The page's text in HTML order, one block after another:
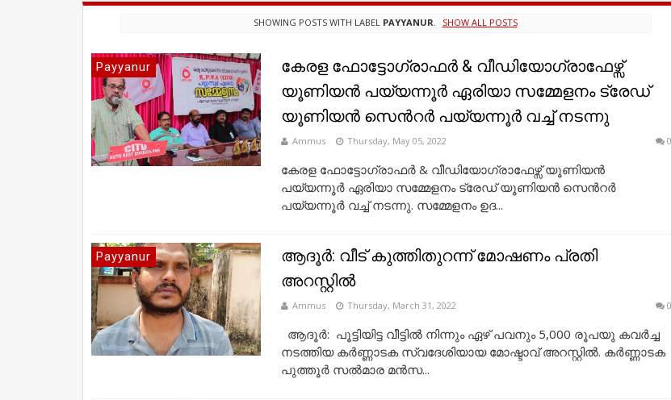
SHOWING POSTS WITH LABEL PAYYANUR. SHOW ALL POSTS
Payyanur
കേരള ഫോട്ടോഗ്രാഫർ & വീഡിയോഗ്രാഫേഴ്സ്
യൂണിയൻ പയ്യന്നൂർ ഏരിയാ സമ്മേളനം ട്രേഡ്
യൂണിയൻ സെൻറർ പയ്യന്നൂർ വച്ച് നടന്നു
Ammus Thursday, May 05, 2022 0
കേരള ഫോട്ടോഗ്രാഫർ & വീഡിയോഗ്രാഫേഴ്സ് യൂണിയൻ
പയ്യന്നൂർ ഏരിയാ സമ്മേളനം ട്രേഡ് യൂണിയൻ സെൻറർ
പയ്യന്നൂർ വച്ച് നടന്നു. സമ്മേളനം ഉദ...
Payyanur
ആദൂർ: വീട് കുത്തിതുറന്ന് മോഷണം പ്രതി
അറസ്റ്റിൽ
Ammus Thursday, March 31, 2022 0
ആദൂർ: പൂട്ടിയിട്ട വീട്ടിൽ നിന്നും ഏഴ് പവനും 5,000 രൂപയു കവർച്ച
നടത്തിയ കർണ്ണാടക സ്വദേശിയായ മോഷ്ടാവ് അറസ്റ്റിൽ. കർണ്ണാടക
പുത്തൂർ സൽമാര മൻസ...